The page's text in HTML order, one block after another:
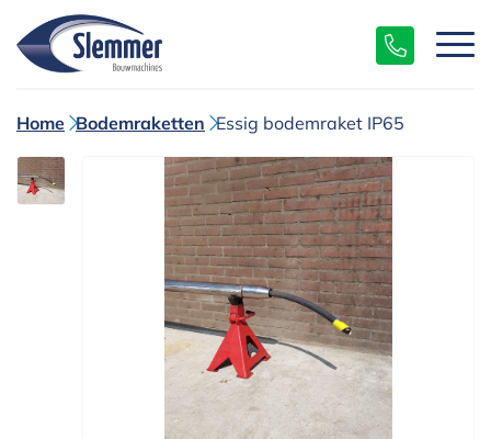
Home Bodemraketten Essig bodemraket IP65